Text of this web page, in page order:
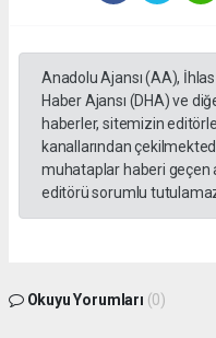
Anadolu Ajansı (AA),
Haber Ajansı (DHA) ve
haberler, sitemizin
kanallarından
muhataplar haberi geçen
editörü sorumlu
Okuyu Yorumları (0)